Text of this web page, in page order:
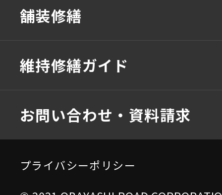
舗装修繕
維持修繕ガイド
お問い合わせ・資料請求
プライバシーポリシー